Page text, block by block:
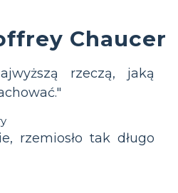
Chaucer
rzeczą, jaką
rzemiosło tak długo